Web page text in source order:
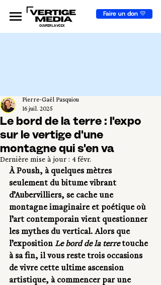
Faire un don 💛
OUVRIR LA VOIX
Le bord de la terre : l'expo
sur le vertige d'une
montagne qui s'en va
Pierre-Gaël Pasquiou
16 juil. 2025
Dernière mise à jour : 4 févr.
À Poush, à quelques mètres
seulement du bitume vibrant
d’Aubervilliers, se cache une
montagne imaginaire et poétique où
l’art contemporain vient questionner
les mythes du vertical. Alors que
l’exposition Le bord de la terre touche
à sa fin, il vous reste trois occasions
de vivre cette ultime ascension
artistique, à commencer par une